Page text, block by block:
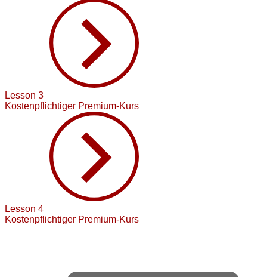
Lesson 3
Kostenpflichtiger Premium-Kurs
Lesson 4
Kostenpflichtiger Premium-Kurs